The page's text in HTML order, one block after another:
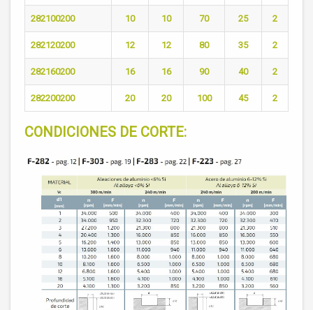
282100200 10 10 70 25 2
282120200 12 12 80 35 2
282160200 16 16 90 40 2
282200200 20 20 100 45 2
CONDICIONES DE CORTE: